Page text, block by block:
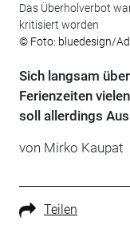
Das Überholverbot
kritisiert worden
© Foto: bluedesign/
Sich langsam
Ferienzeiten
soll allerdings
von Mirko Kaupat
Teilen